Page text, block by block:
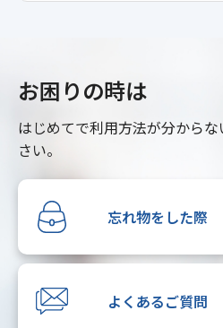
お困りの時は
はじめてで利用方法が分から
さい。
忘れ物をした際
よくあるご質問